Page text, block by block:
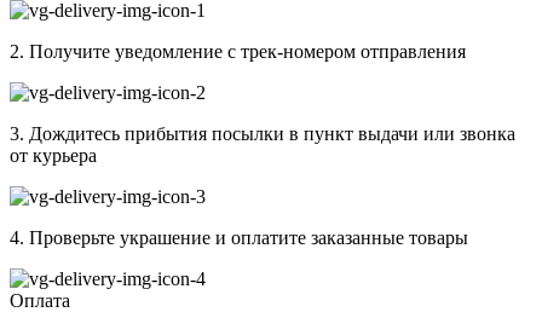
2. Получите уведомление с трек-номером отправления
3. Дождитесь прибытия посылки в пункт выдачи или звонка
от курьера
4. Проверьте украшение и оплатите заказанные товары
Оплата